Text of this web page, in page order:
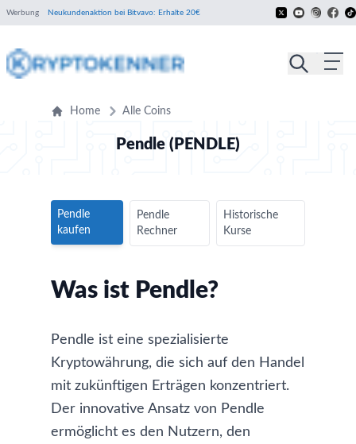
Werbung Neukundenaktion bei Bitvavo: Erhalte 20€
Home Alle Coins
Pendle (PENDLE)
Pendle
kaufen
Pendle
Rechner
Historische
Kurse
Was ist Pendle?
Pendle ist eine spezialisierte
Kryptowährung, die sich auf den Handel
mit zukünftigen Erträgen konzentriert.
Der innovative Ansatz von Pendle
ermöglicht es den Nutzern, den